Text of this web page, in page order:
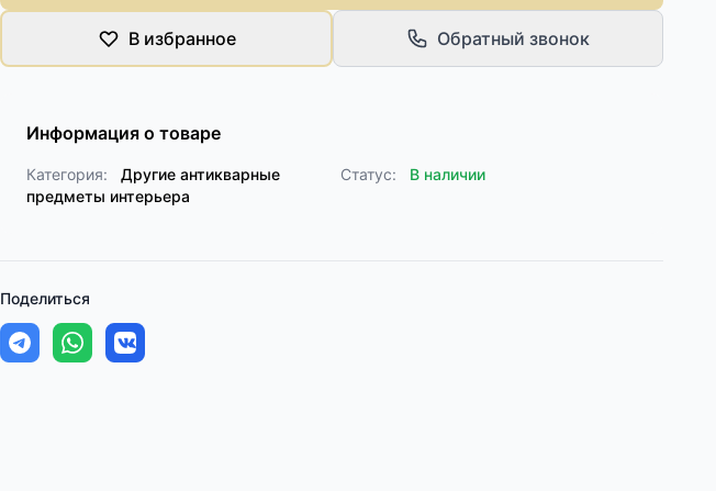
В избранное Обратный звонок
Информация о товаре
Категория:
Другие антикварные
предметы интерьера
Статус: В наличии
Поделиться